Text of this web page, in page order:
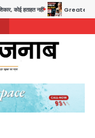
Greater Noida Gas